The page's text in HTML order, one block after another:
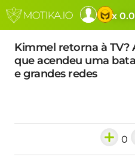
x
Kimmel retorna à TV?
que acendeu uma
e grandes redes
0